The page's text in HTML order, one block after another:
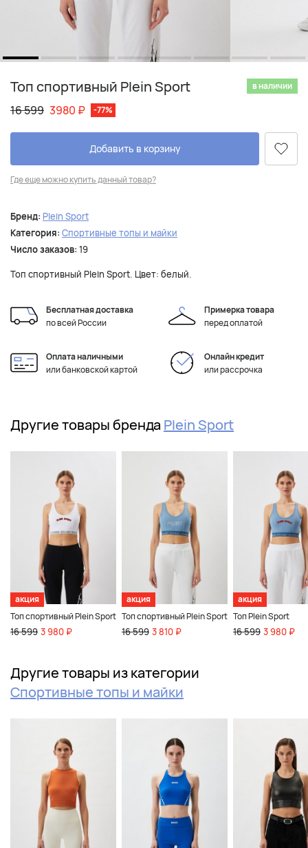
Топ спортивный Plein Sport в наличии
16 599 3980 ₽ -77%
Добавить в корзину
Где еще можно купить данный товар?
Бренд: Plein Sport
Категория: Спортивные топы и майки
Число заказов: 19
Топ спортивный Plein Sport. Цвет: белый.
Бесплатная доставка
по всей России
Примерка товара
перед оплатой
Оплата наличными
или банковской картой
Онлайн кредит
или рассрочка
Другие товары бренда Plein Sport
акция
Топ спортивный Plein Sport
16 599 3 980 ₽
акция
Топ спортивный Plein Sport
16 599 3 810 ₽
акция
Топ Plein Sport
16 599 3 980 ₽
Другие товары из категории
Спортивные топы и майки